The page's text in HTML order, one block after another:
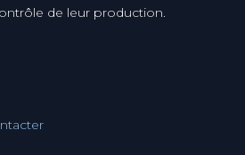
de leur production.